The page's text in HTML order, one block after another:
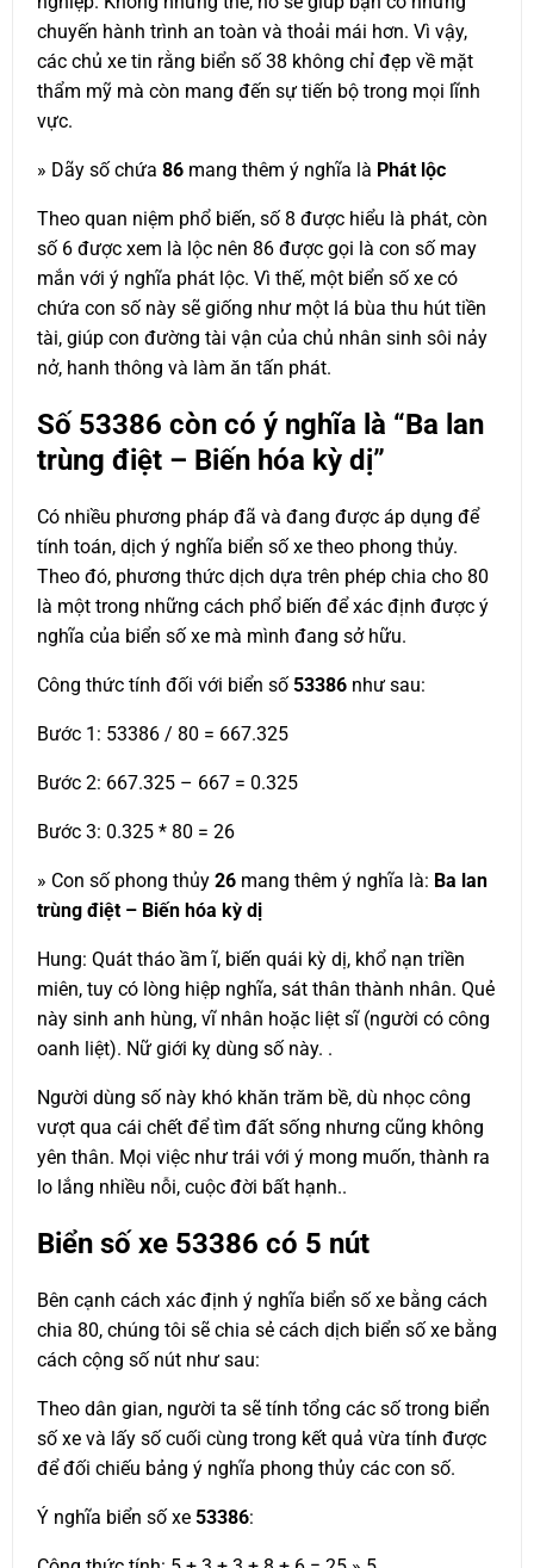
chuyến hành trình an toàn và thoải mái hơn. Vì vậy,
các chủ xe tin rằng biển số 38 không chỉ đẹp về mặt
thẩm mỹ mà còn mang đến sự tiến bộ trong mọi lĩnh
vực.
» Dãy số chứa 86 mang thêm ý nghĩa là Phát lộc
Theo quan niệm phổ biến, số 8 được hiểu là phát, còn
số 6 được xem là lộc nên 86 được gọi là con số may
mắn với ý nghĩa phát lộc. Vì thế, một biển số xe có
chứa con số này sẽ giống như một lá bùa thu hút tiền
tài, giúp con đường tài vận của chủ nhân sinh sôi nảy
nở, hanh thông và làm ăn tấn phát.
Số 53386 còn có ý nghĩa là “Ba lan
trùng điệt – Biến hóa kỳ dị”
Có nhiều phương pháp đã và đang được áp dụng để
tính toán, dịch ý nghĩa biển số xe theo phong thủy.
Theo đó, phương thức dịch dựa trên phép chia cho 80
là một trong những cách phổ biến để xác định được ý
nghĩa của biển số xe mà mình đang sở hữu.
Công thức tính đối với biển số53386 như sau:
Bước 1: 53386 / 80 = 667.325
Bước 2: 667.325 – 667 = 0.325
Bước 3: 0.325 * 80 = 26
» Con số phong thủy 26 mang thêm ý nghĩa là: Ba lan
trùng điệt – Biến hóa kỳ dị
Hung: Quát tháo ầm ĩ, biến quái kỳ dị, khổ nạn triền
miên, tuy có lòng hiệp nghĩa, sát thân thành nhân. Quẻ
này sinh anh hùng, vĩ nhân hoặc liệt sĩ (người có công
oanh liệt). Nữ giới kỵ dùng số này. .
Người dùng số này khó khăn trăm bề, dù nhọc công
vượt qua cái chết để tìm đất sống nhưng cũng không
yên thân. Mọi việc như trái với ý mong muốn, thành ra
lo lắng nhiều nỗi, cuộc đời bất hạnh..
Biển số xe 53386 có 5 nút
Bên cạnh cách xác định ý nghĩa biển số xe bằng cách
chia 80, chúng tôi sẽ chia sẻ cách dịch biển số xe bằng
cách cộng số nút như sau:
Theo dân gian, người ta sẽ tính tổng các số trong biển
số xe và lấy số cuối cùng trong kết quả vừa tính được
để đối chiếu bảng ý nghĩa phong thủy các con số.
Ý nghĩa biển số xe 53386: